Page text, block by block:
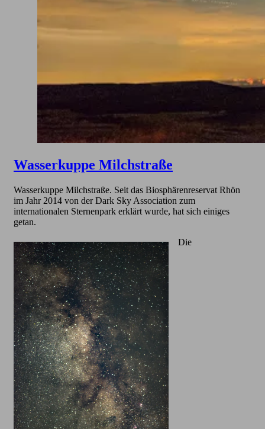
Wasserkuppe Milchstraße
Wasserkuppe Milchstraße. Seit das Biosphärenreservat Rhön
im Jahr 2014 von der Dark Sky Association zum
internationalen Sternenpark erklärt wurde, hat sich einiges
getan.
Die